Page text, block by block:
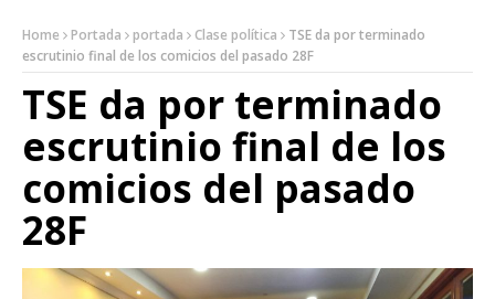
Home Portada portada Clase política
TSE da por terminado
escrutinio final de los comicios del pasado 28F
TSE da por terminado
escrutinio final de los
comicios del pasado
28F